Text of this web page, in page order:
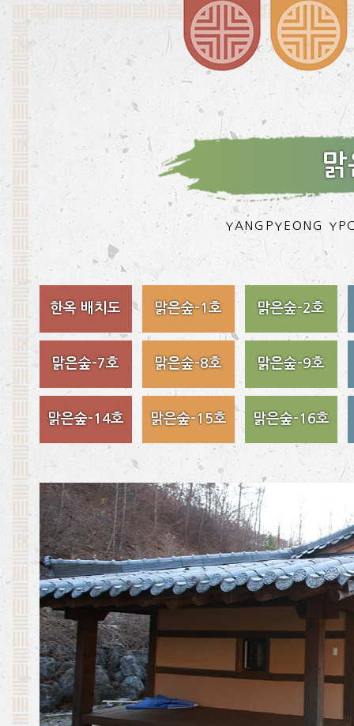
YANGPYEONG
한옥 배치도 맑은숲-1호 맑은숲-2호
맑은숲-7호 맑은숲-8호 맑은숲-9호
맑은숲-14호 맑은숲-15호 맑은숲-16호